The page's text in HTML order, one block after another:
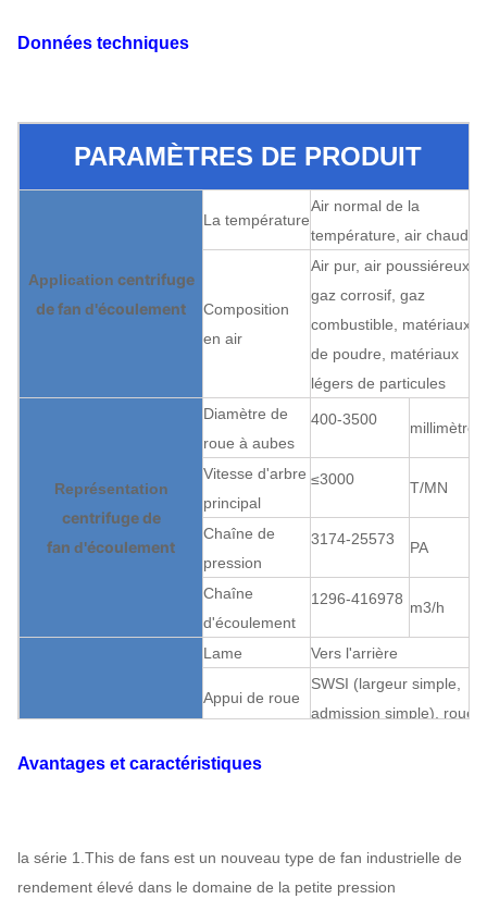
Données techniques
PARAMÈTRES DE PRODUIT
Application centrifuge
de fan d'écoulement
La température
Air normal de la
température, air chaud
Composition
en air
Air pur, air poussiéreux,
gaz corrosif, gaz
combustible, matériaux
de poudre, matériaux
légers de particules
Représentation
centrifuge de
fan d'écoulement
Diamètre de
roue à aubes
400-3500 millimètre
Vitesse d'arbre
principal
≤3000 T/MN
Chaîne de
pression
3174-25573 PA
Chaîne
d'écoulement
1296-416978 m3/h
Lame Vers l'arrière
Appui de roue
SWSI (largeur simple,
admission simple), roue
Boîte de
Lubrification
de bain
d'huile
Avantages et caractéristiques
la série 1.This de fans est un nouveau type de fan industrielle de
rendement élevé dans le domaine de la petite pression